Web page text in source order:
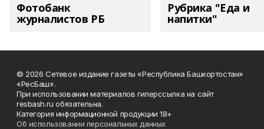
Фотобанк
журналистов РБ
Рубрика "Еда и
напитки"
© 2026 Сетевое издание газеты «Республика Башкортостан»
«РесБаш».
При использовании материалов гиперссылка на сайт
resbash.ru обязательна.
Категория информационной продукции 18+
Об использовании персональных данных